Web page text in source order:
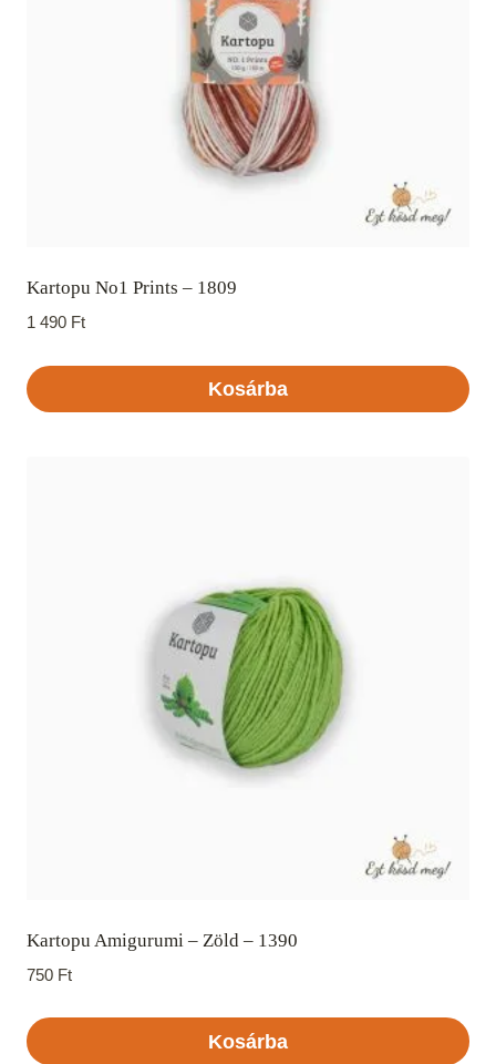
Kartopu No1 Prints – 1809
1 490 Ft
Kosárba
Kartopu Amigurumi – Zöld – 1390
750 Ft
Kosárba